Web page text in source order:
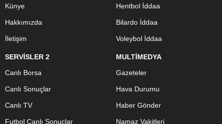
Künye
Hakkımızda
İletişim
Hentbol İddaa
Bilardo İddaa
Voleybol İddaa
SERVİSLER 2
Canlı Borsa
Canlı Sonuçlar
Canlı TV
Futbol Canlı Sonuçlar
MULTİMEDYA
Gazeteler
Hava Durumu
Haber Gönder
Namaz Vakitleri